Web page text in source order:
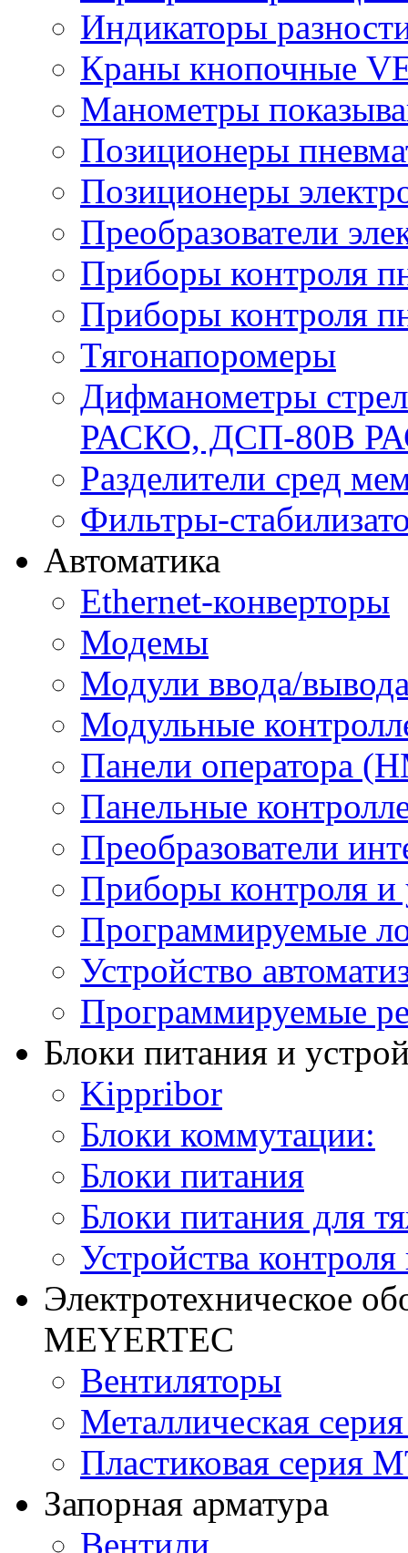
Индикаторы
Краны кнопочные
Манометры
Позиционеры
Позиционеры
Преобразователи
Приборы контроля
Приборы контроля
Тягонапоромеры
Дифманометры
РАСКО, ДСП-80В
Разделители сред
Фильтры-
Автоматика
Ethernet-конверторы
Модемы
Модули ввода/
Модульные
Панели оператора
Панельные
Преобразователи
Приборы контроля и
Программируемые
Устройство
Программируемые
Блоки питания и
Kippribor
Блоки коммутации:
Блоки питания
Блоки питания для
Устройства
Электротехническое
MEYERTEC
Вентиляторы
Металлическая
Пластиковая серия
Запорная арматура
Вентили